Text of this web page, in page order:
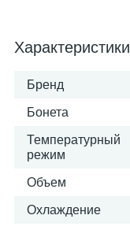
Характеристики
Бренд
Бонета
Температурный
режим
Объем
Охлаждение